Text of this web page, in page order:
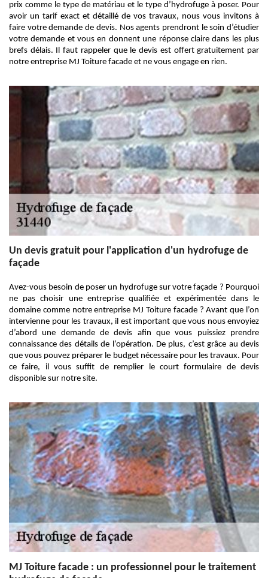
prix comme le type de matériau et le type d’hydrofuge à poser. Pour
avoir un tarif exact et détaillé de vos travaux, nous vous invitons à
faire votre demande de devis. Nos agents prendront le soin d’étudier
votre demande et vous en donnent une réponse claire dans les plus
brefs délais. Il faut rappeler que le devis est offert gratuitement par
notre entreprise MJ Toiture facade et ne vous engage en rien.
Un devis gratuit pour l'application d'un hydrofuge de
façade
Avez-vous besoin de poser un hydrofuge sur votre façade ? Pourquoi
ne pas choisir une entreprise qualifiée et expérimentée dans le
domaine comme notre entreprise MJ Toiture facade ? Avant que l’on
intervienne pour les travaux, il est important que vous nous envoyiez
d’abord une demande de devis afin que vous puissiez prendre
connaissance des détails de l’opération. De plus, c’est grâce au devis
que vous pouvez préparer le budget nécessaire pour les travaux. Pour
ce faire, il vous suffit de remplier le court formulaire de devis
disponible sur notre site.
MJ Toiture facade : un professionnel pour le traitement